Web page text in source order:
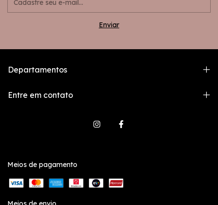
Departamentos
Entre em contato
Meios de pagamento